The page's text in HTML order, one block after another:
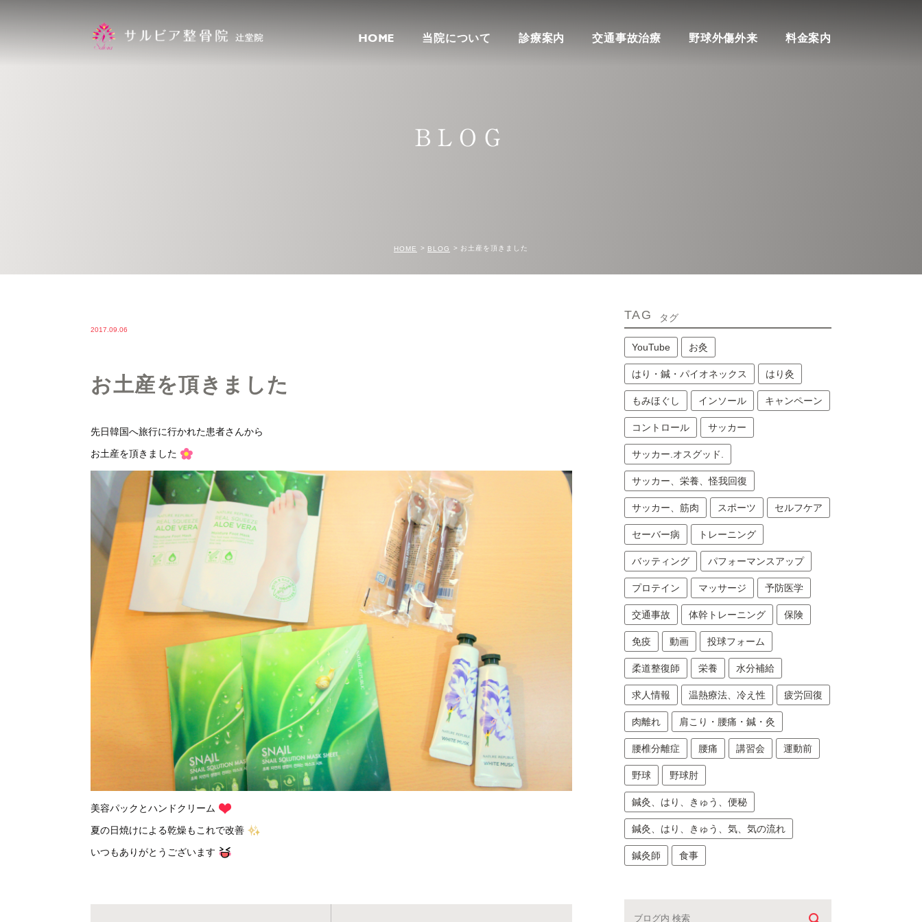
HOME 当院について 診療案内 交通事故治療 野球外傷外来 料金案内
BLOG
HOME BLOG お土産を頂きました
2017.09.06
お土産を頂きました
先日韓国へ旅行に行かれた患者さんから
お土産を頂きました
美容パックとハンドクリーム
夏の日焼けによる乾燥もこれで改善
いつもありがとうございます
TAG タグ
YouTube お灸
はり・鍼・パイオネックス はり灸
もみほぐし インソール キャンペーン
コントロール サッカー
サッカー.オスグッド.
サッカー、栄養、怪我回復
サッカー、筋肉 スポーツ セルフケア
セーバー病 トレーニング
バッティング パフォーマンスアップ
プロテイン マッサージ 予防医学
交通事故 体幹トレーニング 保険
免疫 動画 投球フォーム
柔道整復師 栄養 水分補給
求人情報 温熱療法、冷え性 疲労回復
肉離れ 肩こり・腰痛・鍼・灸
腰椎分離症 腰痛 講習会 運動前
野球 野球肘
鍼灸、はり、きゅう、便秘
鍼灸、はり、きゅう、気、気の流れ
鍼灸師 食事